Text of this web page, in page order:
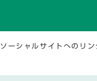
ソーシャルサイトへのリ